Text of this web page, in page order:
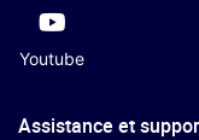
Youtube
Assistance et